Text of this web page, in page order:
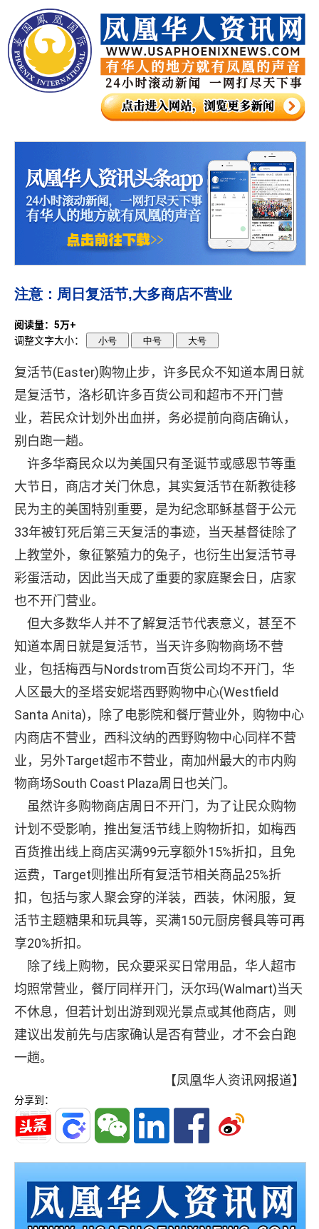
注意：周日复活节,大多商店不营业
阅读量：5万+
调整文字大小：
小号 中号 大号
复活节(Easter)购物止步，许多民众不知道本周日就
是复活节，洛杉矶许多百货公司和超市不开门营
业，若民众计划外出血拼，务必提前向商店确认，
别白跑一趟。
许多华裔民众以为美国只有圣诞节或感恩节等重
大节日，商店才关门休息，其实复活节在新教徒移
民为主的美国特别重要，是为纪念耶稣基督于公元
33年被钉死后第三天复活的事迹，当天基督徒除了
上教堂外，象征繁殖力的兔子，也衍生出复活节寻
彩蛋活动，因此当天成了重要的家庭聚会日，店家
也不开门营业。
但大多数华人并不了解复活节代表意义，甚至不
知道本周日就是复活节，当天许多购物商场不营
业，包括梅西与Nordstrom百货公司均不开门，华
人区最大的圣塔安妮塔西野购物中心(Westfield
Santa Anita)，除了电影院和餐厅营业外，购物中心
内商店不营业，西科汶纳的西野购物中心同样不营
业，另外Target超市不营业，南加州最大的市内购
物商场South Coast Plaza周日也关门。
虽然许多购物商店周日不开门，为了让民众购物
计划不受影响，推出复活节线上购物折扣，如梅西
百货推出线上商店买满99元享额外15%折扣，且免
运费，Target则推出所有复活节相关商品25%折
扣，包括与家人聚会穿的洋装，西装，休闲服，复
活节主题糖果和玩具等，买满150元厨房餐具等可再
享20%折扣。
除了线上购物，民众要采买日常用品，华人超市
均照常营业，餐厅同样开门，沃尔玛(Walmart)当天
不休息，但若计划出游到观光景点或其他商店，则
建议出发前先与店家确认是否有营业，才不会白跑
一趟。
【凤凰华人资讯网报道】
分享到：